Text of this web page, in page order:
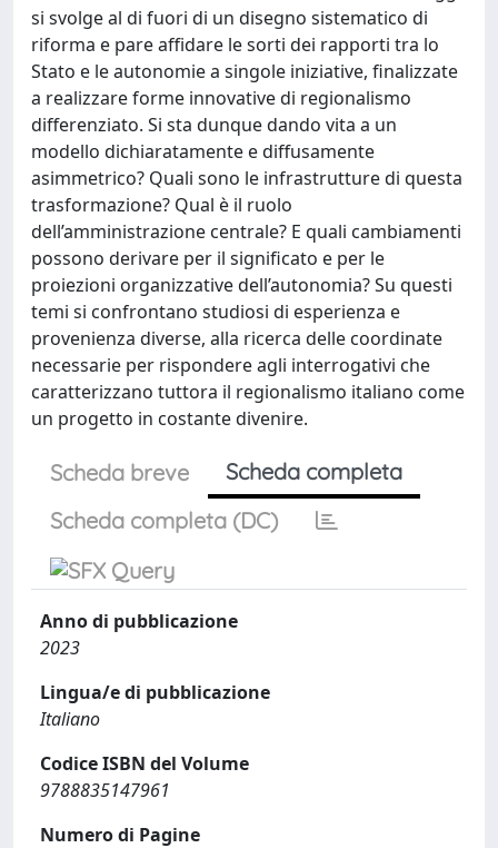
si svolge al di fuori di un disegno sistematico di
riforma e pare affidare le sorti dei rapporti tra lo
Stato e le autonomie a singole iniziative, finalizzate
a realizzare forme innovative di regionalismo
differenziato. Si sta dunque dando vita a un
modello dichiaratamente e diffusamente
asimmetrico? Quali sono le infrastrutture di questa
trasformazione? Qual è il ruolo
dell’amministrazione centrale? E quali cambiamenti
possono derivare per il significato e per le
proiezioni organizzative dell’autonomia? Su questi
temi si confrontano studiosi di esperienza e
provenienza diverse, alla ricerca delle coordinate
necessarie per rispondere agli interrogativi che
caratterizzano tuttora il regionalismo italiano come
un progetto in costante divenire.
Scheda breve
Scheda completa
Scheda completa (DC)
Anno di pubblicazione
2023
Lingua/e di pubblicazione
Italiano
Codice ISBN del Volume
9788835147961
Numero di Pagine